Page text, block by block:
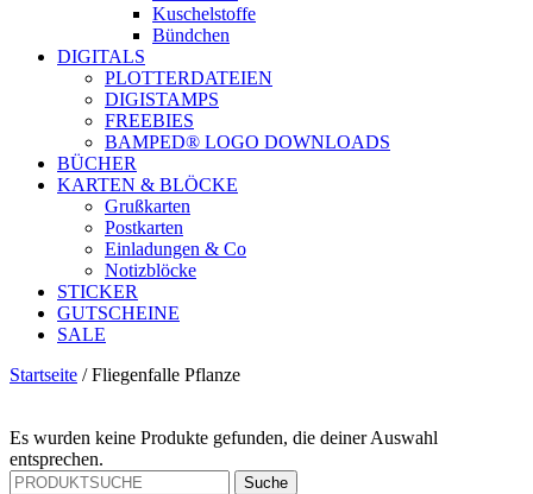
Kuschelstoffe
Bündchen
DIGITALS
PLOTTERDATEIEN
DIGISTAMPS
FREEBIES
BAMPED® LOGO DOWNLOADS
BÜCHER
KARTEN & BLÖCKE
Grußkarten
Postkarten
Einladungen & Co
Notizblöcke
STICKER
GUTSCHEINE
SALE
Startseite /Fliegenfalle Pflanze
Es wurden keine Produkte gefunden, die deiner Auswahl
entsprechen.
Suche